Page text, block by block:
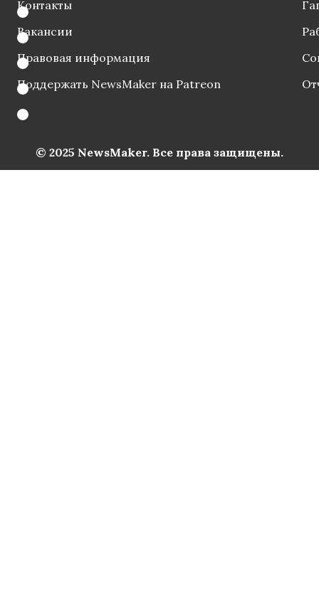
Контакты
Вакансии
Правовая информация
Поддержать NewsMaker на Patreon
© 2025 NewsMaker. Все права защищены.